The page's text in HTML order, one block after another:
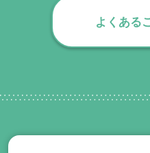
の手続きとお答え
以上でして、お客
くまでの期間、回
よくある